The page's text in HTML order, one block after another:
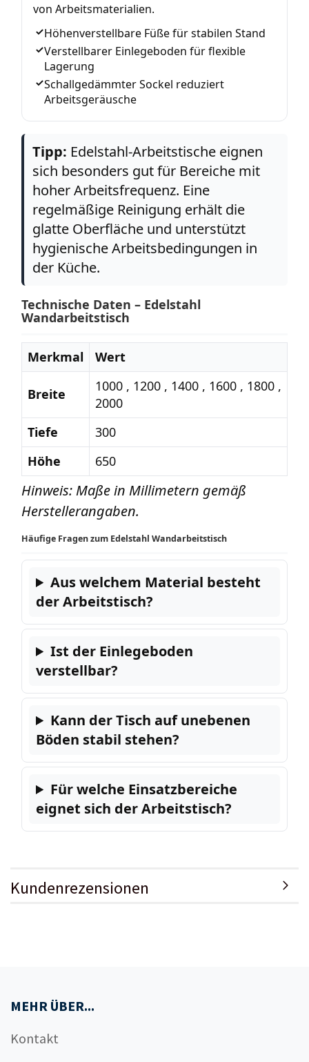
von Arbeitsmaterialien.
Höhenverstellbare Füße für stabilen Stand
Verstellbarer Einlegeboden für flexible
Lagerung
Schallgedämmter Sockel reduziert
Arbeitsgeräusche
Tipp: Edelstahl-Arbeitstische eignen
sich besonders gut für Bereiche mit
hoher Arbeitsfrequenz. Eine
regelmäßige Reinigung erhält die
glatte Oberfläche und unterstützt
hygienische Arbeitsbedingungen in
der Küche.
Technische Daten – Edelstahl
Wandarbeitstisch
Merkmal Wert
Breite
1000 , 1200 , 1400 , 1600 , 1800 ,
2000
Tiefe
300
Höhe
650
Hinweis: Maße in Millimetern gemäß
Herstellerangaben.
Häufige Fragen zum Edelstahl Wandarbeitstisch
Aus welchem Material besteht
der Arbeitstisch?
Ist der Einlegeboden
verstellbar?
Kann der Tisch auf unebenen
Böden stabil stehen?
Für welche Einsatzbereiche
eignet sich der Arbeitstisch?
Kundenrezensionen
MEHR ÜBER...
Kontakt